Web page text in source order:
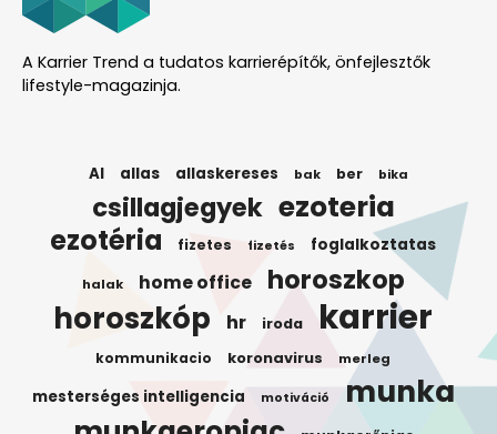
A Karrier Trend a tudatos karrierépítők, önfejlesztők
lifestyle-magazinja.
AI allas allaskereses bak ber bika
csillagjegyek ezoteria
ezotéria fizetes fizetés foglalkoztatas
halak home office horoszkop
horoszkóp hr iroda karrier
kommunikacio koronavirus merleg
mesterséges intelligencia motiváció munka